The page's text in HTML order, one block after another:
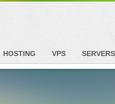
HOSTING VPS SERVERS